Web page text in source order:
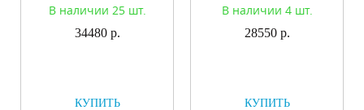
В наличии 25 шт.
34480 р.
КУПИТЬ
В наличии 4 шт.
28550 р.
КУПИТЬ